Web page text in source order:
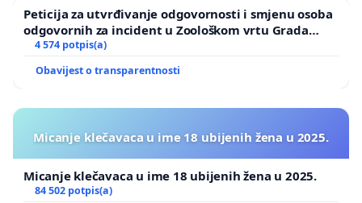
Peticija za utvrđivanje odgovornosti i smjenu osoba
odgovornih za incident u Zoološkom vrtu Grada
Zagreba
4 574 potpis(a)
Obavijest o transparentnosti
Micanje klečavaca u ime 18 ubijenih žena u 2025.
Micanje klečavaca u ime 18 ubijenih žena u 2025.
84 502 potpis(a)